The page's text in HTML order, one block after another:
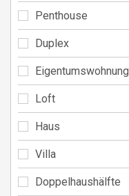
Penthouse
Duplex
Eigentumswohnung
Loft
Haus
Villa
Doppelhaushälfte